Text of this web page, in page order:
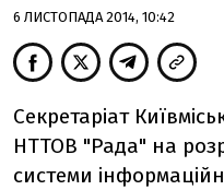
6 ЛИСТОПАДА 2014, 10:42
Секретаріат
НТТОВ "Рада" на
системи